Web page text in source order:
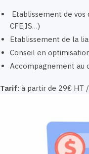
Etablissement de
CFE,IS…)
Etablissement de la
Conseil en
Accompagnement au
Tarif: à partir de 29€ HT